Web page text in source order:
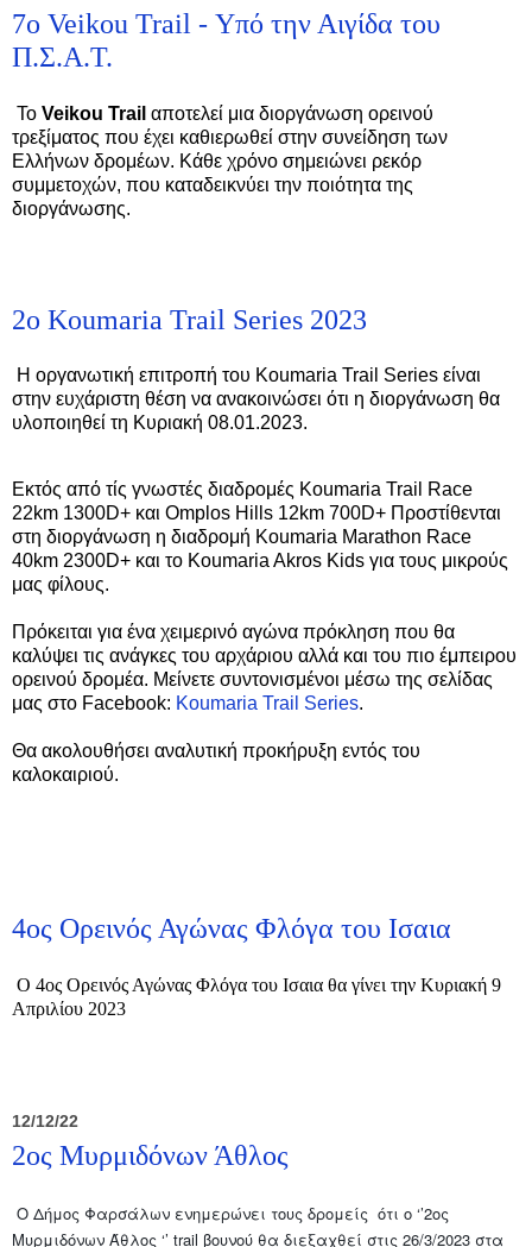
7ο Veikou Trail - Υπό την Αιγίδα του
Π.Σ.Α.Τ.
Το Veikou Trail αποτελεί μια διοργάνωση ορεινού
τρεξίματος που έχει καθιερωθεί στην συνείδηση των
Ελλήνων δρομέων. Κάθε χρόνο σημειώνει ρεκόρ
συμμετοχών, που καταδεικνύει την ποιότητα της
διοργάνωσης.
2ο Koumaria Trail Series 2023
Η οργανωτική επιτροπή του Koumaria Trail Series είναι
στην ευχάριστη θέση να ανακοινώσει ότι η διοργάνωση θα
υλοποιηθεί τη Κυριακή 08.01.2023.
Εκτός από τίς γνωστές διαδρομές Koumaria Trail Race
22km 1300D+ και Omplos Hills 12km 700D+ Προστίθενται
στη διοργάνωση η διαδρομή Koumaria Marathon Race
40km 2300D+ και το Koumaria Akros Kids για τους μικρούς
μας φίλους.
Πρόκειται για ένα χειμερινό αγώνα πρόκληση που θα
καλύψει τις ανάγκες του αρχάριου αλλά και του πιο έμπειρου
ορεινού δρομέα. Μείνετε συντονισμένοι μέσω της σελίδας
μας στο Facebook: Koumaria Trail Series.
Θα ακολουθήσει αναλυτική προκήρυξη εντός του
καλοκαιριού.
4ος Ορεινός Αγώνας Φλόγα του Ισαια
Ο 4ος Ορεινός Αγώνας Φλόγα του Ισαια θα γίνει την Κυριακή 9
Απριλίου 2023
12/12/22
2ος Μυρμιδόνων Άθλος
Ο Δήμος Φαρσάλων ενημερώνει τους δρομείς ότι ο ‘’2ος
Μυρμιδόνων Άθλος ‘’ trail βουνού θα διεξαχθεί στις 26/3/2023 στα